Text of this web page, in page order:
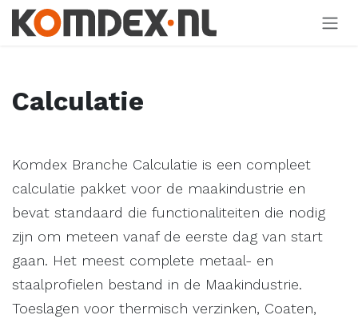
Overslaan naar inhoud
Calculatie
Komdex Branche Calculatie is een compleet
calculatie pakket voor de maakindustrie en
bevat standaard die functionaliteiten die nodig
zijn om meteen vanaf de eerste dag van start
gaan. Het meest complete metaal- en
staalprofielen bestand in de Maakindustrie.
Toeslagen voor thermisch verzinken, Coaten,